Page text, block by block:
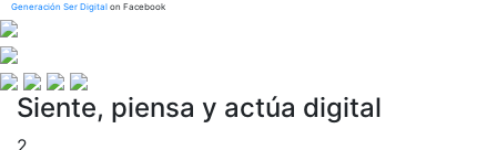
Generación Ser Digital on Facebook
Siente, piensa y actúa digital
2